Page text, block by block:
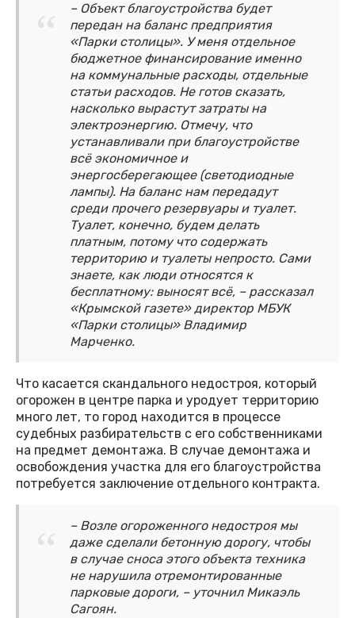
– Объект благоустройства будет
передан на баланс предприятия
«Парки столицы». У меня отдельное
бюджетное финансирование именно
на коммунальные расходы, отдельные
статьи расходов. Не готов сказать,
насколько вырастут затраты на
электроэнергию. Отмечу, что
устанавливали при благоустройстве
всё экономичное и
энергосберегающее (светодиодные
лампы). На баланс нам передадут
среди прочего резервуары и туалет.
Туалет, конечно, будем делать
платным, потому что содержать
территорию и туалеты непросто. Сами
знаете, как люди относятся к
бесплатному: выносят всё, – рассказал
«Крымской газете» директор МБУК
«Парки столицы» Владимир
Марченко.
Что касается скандального недостроя, который
огорожен в центре парка и уродует территорию
много лет, то город находится в процессе
судебных разбирательств с его собственниками
на предмет демонтажа. В случае демонтажа и
освобождения участка для его благоустройства
потребуется заключение отдельного контракта.
– Возле огороженного недостроя мы
даже сделали бетонную дорогу, чтобы
в случае сноса этого объекта техника
не нарушила отремонтированные
парковые дороги, – уточнил Микаэль
Сагоян.